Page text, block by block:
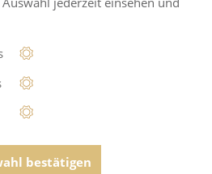
Galerie 2026
Pinterest
bestätigen